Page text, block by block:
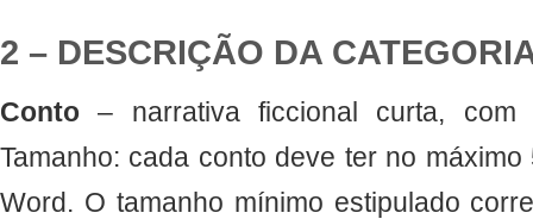
2 – DESCRIÇÃO DA
Conto – narrativa ficcional curta, com
Tamanho: cada conto deve ter no
Word. O tamanho mínimo estipulado